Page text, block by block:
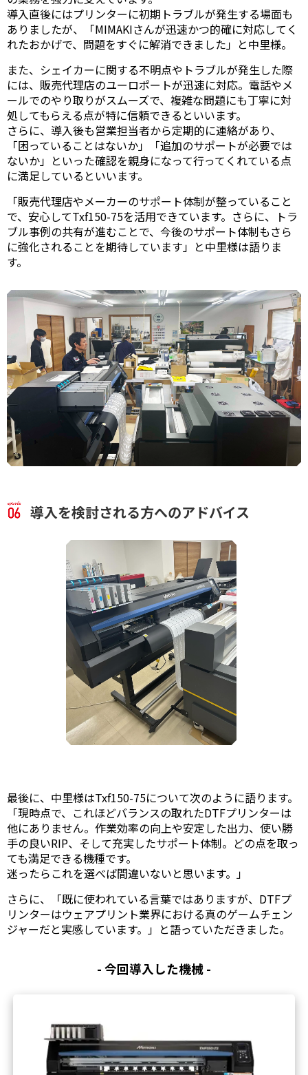
導入直後にはプリンターに初期トラブルが発生する場面も
ありましたが、「MIMAKIさんが迅速かつ的確に対応してく
れたおかげで、問題をすぐに解消できました」と中里様。
また、シェイカーに関する不明点やトラブルが発生した際
には、販売代理店のユーロポートが迅速に対応。電話やメ
ールでのやり取りがスムーズで、複雑な問題にも丁寧に対
処してもらえる点が特に信頼できるといいます。
さらに、導入後も営業担当者から定期的に連絡があり、
「困っていることはないか」「追加のサポートが必要では
ないか」といった確認を親身になって行ってくれている点
に満足しているといいます。
「販売代理店やメーカーのサポート体制が整っていること
で、安心してTxf150-75を活用できています。さらに、トラ
ブル事例の共有が進むことで、今後のサポート体制もさら
に強化されることを期待しています」と中里様は語りま
す。
導入を検討される方へのアドバイス
最後に、中里様はTxf150-75について次のように語ります。
「現時点で、これほどバランスの取れたDTFプリンターは
他にありません。作業効率の向上や安定した出力、使い勝
手の良いRIP、そして充実したサポート体制。どの点を取っ
ても満足できる機種です。
迷ったらこれを選べば間違いないと思います。」
さらに、「既に使われている言葉ではありますが、DTFプ
リンターはウェアプリント業界における真のゲームチェン
ジャーだと実感しています。」と語っていただきました。
- 今回導入した機械 -